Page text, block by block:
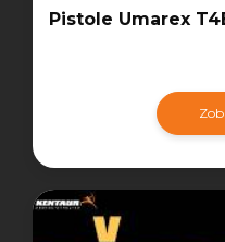
Pistole Umarex